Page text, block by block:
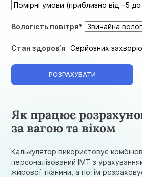
Вологість повітря*
Стан здоров’я
РОЗРАХУВАТИ
Як працює
за вагою та віком
Калькулятор використовує
персоналізованийІМТ з
жирової тканини, а потім